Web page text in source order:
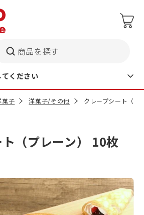
商品を探す
ください
菓子 洋菓子/その他 クレープシート（プ
（プレーン） 10枚